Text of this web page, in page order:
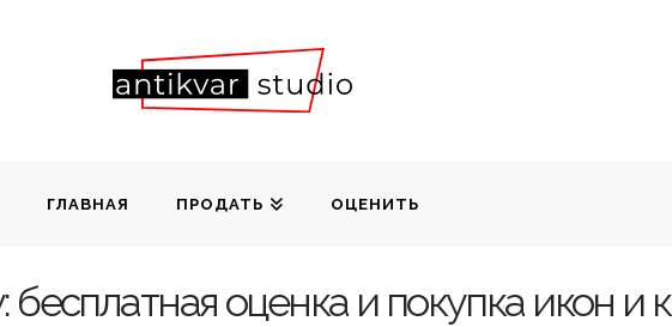
ГЛАВНАЯ ПРОДАТЬ ОЦЕНИТЬ
оценка и покупка икон и